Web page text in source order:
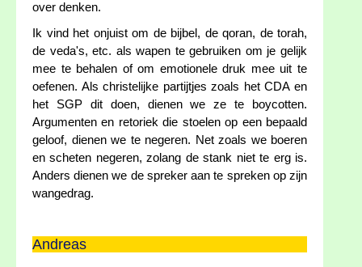
over denken.
Ik vind het onjuist om de bijbel, de qoran, de torah,
de veda's, etc. als wapen te gebruiken om je gelijk
mee te behalen of om emotionele druk mee uit te
oefenen. Als christelijke partijtjes zoals het CDA en
het SGP dit doen, dienen we ze te boycotten.
Argumenten en retoriek die stoelen op een bepaald
geloof, dienen we te negeren. Net zoals we boeren
en scheten negeren, zolang de stank niet te erg is.
Anders dienen we de spreker aan te spreken op zijn
wangedrag.
Andreas